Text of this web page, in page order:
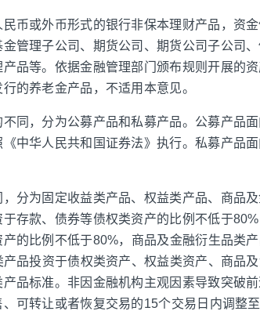
币或外币形式的银行非保本理财产品，资
管理子公司、期货公司、期货公司子公司、
品等。依据金融管理部门颁布规则开展的
的养老金产品，不适用本意见。
同，分为公募产品和私募产品。公募产品
中华人民共和国证券法》执行。私募产品
分为固定收益类产品、权益类产品、商品
存款、债券等债权类资产的比例不低于
的比例不低于80%，商品及金融衍生品类
品投资于债权类资产、权益类资产、商品
品标准。非因金融机构主观因素导致突破
可转让或者恢复交易的15个交易日内调整至